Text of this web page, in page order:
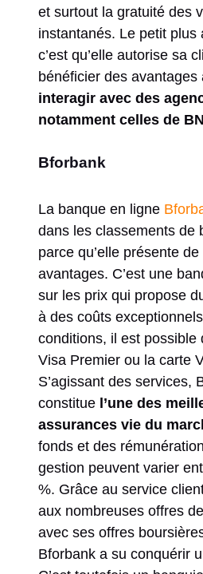
et surtout la gratuité des
instantanés. Le petit plus
c’est qu’elle autorise sa
bénéficier des avantages
interagir avec des
notamment celles de
Bforbank
La banque en ligne
dans les classements de
parce qu’elle présente
avantages. C’est une
sur les prix qui propose
à des coûts
conditions, il est possible
Visa Premier ou la carte
S’agissant des services,
constitue l’une des
assurances vie du
fonds et des
gestion peuvent varier
%. Grâce au service
aux nombreuses offres
avec ses offres
Bforbank a su conquérir